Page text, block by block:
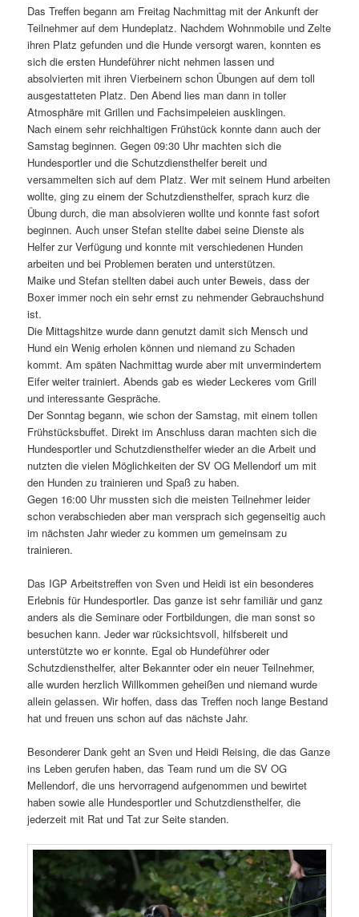
Das Treffen begann am Freitag Nachmittag mit der Ankunft der
Teilnehmer auf dem Hundeplatz. Nachdem Wohnmobile und Zelte
ihren Platz gefunden und die Hunde versorgt waren, konnten es
sich die ersten Hundeführer nicht nehmen lassen und
absolvierten mit ihren Vierbeinern schon Übungen auf dem toll
ausgestatteten Platz. Den Abend lies man dann in toller
Atmosphäre mit Grillen und Fachsimpeleien ausklingen.
Nach einem sehr reichhaltigen Frühstück konnte dann auch der
Samstag beginnen. Gegen 09:30 Uhr machten sich die
Hundesportler und die Schutzdiensthelfer bereit und
versammelten sich auf dem Platz. Wer mit seinem Hund arbeiten
wollte, ging zu einem der Schutzdiensthelfer, sprach kurz die
Übung durch, die man absolvieren wollte und konnte fast sofort
beginnen. Auch unser Stefan stellte dabei seine Dienste als
Helfer zur Verfügung und konnte mit verschiedenen Hunden
arbeiten und bei Problemen beraten und unterstützen.
Maike und Stefan stellten dabei auch unter Beweis, dass der
Boxer immer noch ein sehr ernst zu nehmender Gebrauchshund
ist.
Die Mittagshitze wurde dann genutzt damit sich Mensch und
Hund ein Wenig erholen können und niemand zu Schaden
kommt. Am späten Nachmittag wurde aber mit unvermindertem
Eifer weiter trainiert. Abends gab es wieder Leckeres vom Grill
und interessante Gespräche.
Der Sonntag begann, wie schon der Samstag, mit einem tollen
Frühstücksbuffet. Direkt im Anschluss daran machten sich die
Hundesportler und Schutzdiensthelfer wieder an die Arbeit und
nutzten die vielen Möglichkeiten der SV OG Mellendorf um mit
den Hunden zu trainieren und Spaß zu haben.
Gegen 16:00 Uhr mussten sich die meisten Teilnehmer leider
schon verabschieden aber man versprach sich gegenseitig auch
im nächsten Jahr wieder zu kommen um gemeinsam zu
trainieren.
Das IGP Arbeitstreffen von Sven und Heidi ist ein besonderes
Erlebnis für Hundesportler. Das ganze ist sehr familiär und ganz
anders als die Seminare oder Fortbildungen, die man sonst so
besuchen kann. Jeder war rücksichtsvoll, hilfsbereit und
unterstützte wo er konnte. Egal ob Hundeführer oder
Schutzdiensthelfer, alter Bekannter oder ein neuer Teilnehmer,
alle wurden herzlich Willkommen geheißen und niemand wurde
allein gelassen. Wir hoffen, dass das Treffen noch lange Bestand
hat und freuen uns schon auf das nächste Jahr.
Besonderer Dank geht an Sven und Heidi Reising, die das Ganze
ins Leben gerufen haben, das Team rund um die SV OG
Mellendorf, die uns hervorragend aufgenommen und bewirtet
haben sowie alle Hundesportler und Schutzdiensthelfer, die
jederzeit mit Rat und Tat zur Seite standen.